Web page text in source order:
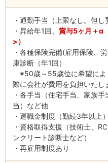
・通勤手当（上限なし。但し
・昇給年1回、 賞与5ヶ月＋α
>）
・各種保険完備(雇用保険、
康診断（年1回）
※50歳～55歳位に希望によ
際に会社が費用を負担いたし
・各手当（住宅手当、家族
当）など他
・退職金制度（勤続3年以上）
・資格取得支援（技術士、
ンクリート診断士など）
・再雇用制度あり